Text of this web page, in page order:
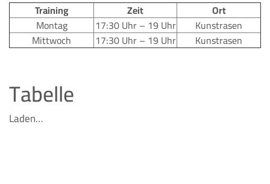
Training
Zeit
Ort
Montag
17:30 Uhr – 19 Uhr
Kunstrasen
Mittwoch
17:30 Uhr – 19 Uhr Kunstrasen
Tabelle
Laden…